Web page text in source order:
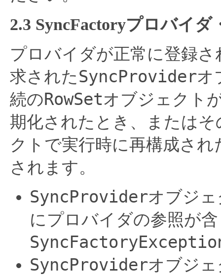
2.3 SyncFactoryプロバイ
プロバイダが正常に登録
求されたSyncProviderオ
続のRowSetオブジェクト
期化されたとき、またはそ
クトで実行時に再構成さ
されます。
SyncProviderオブジ
にプロバイダの参照が
SyncProviderオブジ